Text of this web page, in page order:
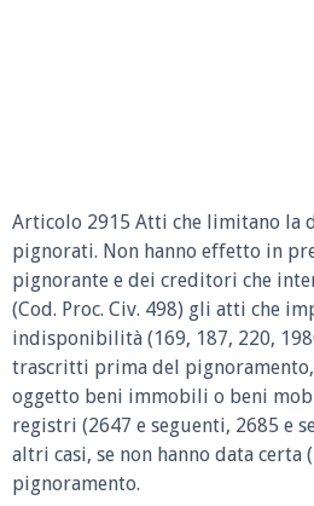
Articolo 2915 Atti che limitano la
pignorati. Non hanno effetto in
pignorante e dei creditori che
(Cod. Proc. Civ. 498) gli atti che
indisponibilità (169, 187, 220,
trascritti prima del
oggetto beni immobili o beni
registri (2647 e seguenti, 2685 e
altri casi, se non hanno data certa
pignoramento.